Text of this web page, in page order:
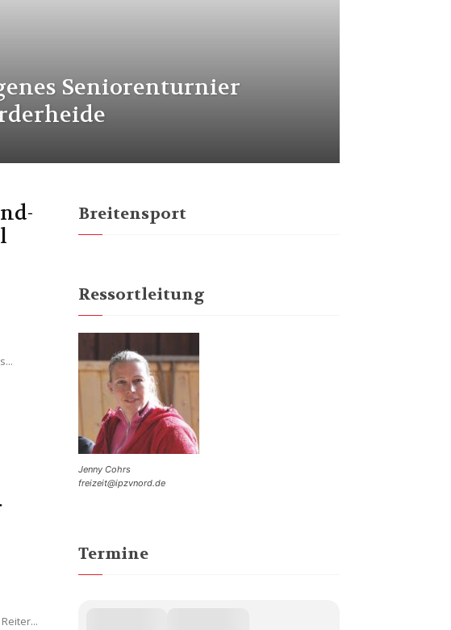
Seniorenturnier
Breitensport
Ressortleitung
Jenny Cohrs
freizeit@ipzvnord.de
Termine